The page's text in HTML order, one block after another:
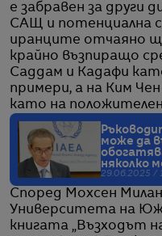
е забравен за други
САЩ и потенциална
иранците отчаяно
крайно възпиращо
Саддам и Кадафи
примери, а на Ким
като на
може да
няколко
29.06.2025 /
Според Мохсен
Университета на
книгата „Възходът